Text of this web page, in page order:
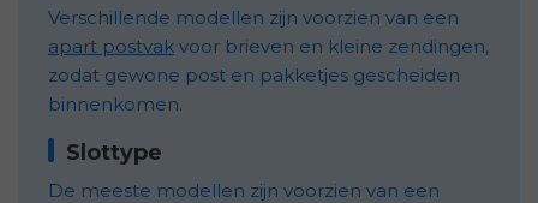
Verschillende modellen zijn voorzien van een
apart postvak voor brieven en kleine zendingen,
zodat gewone post en pakketjes gescheiden
binnenkomen.
Slottype
De meeste modellen zijn voorzien van een